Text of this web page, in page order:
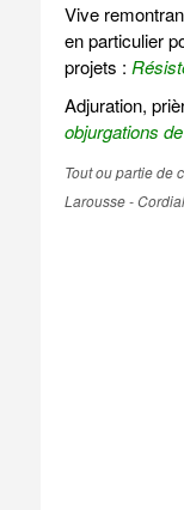
Vive
en particulier
projets :
Adjuration,
objurgations
Tout ou partie de
Larousse -